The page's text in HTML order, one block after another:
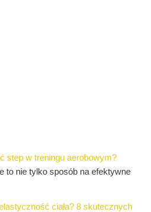
step w treningu aerobowym?
to nie tylko sposób na efektywne
ciała? 8 skutecznych